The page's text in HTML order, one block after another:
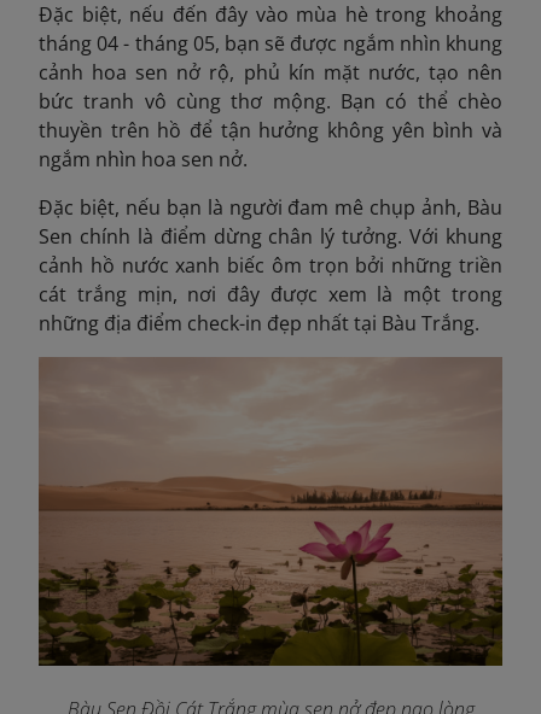
Đặc biệt, nếu đến đây vào mùa hè trong khoảng
tháng 04 - tháng 05, bạn sẽ được ngắm nhìn khung
cảnh hoa sen nở rộ, phủ kín mặt nước, tạo nên
bức tranh vô cùng thơ mộng. Bạn có thể chèo
thuyền trên hồ để tận hưởng không yên bình và
ngắm nhìn hoa sen nở.
Đặc biệt, nếu bạn là người đam mê chụp ảnh, Bàu
Sen chính là điểm dừng chân lý tưởng. Với khung
cảnh hồ nước xanh biếc ôm trọn bởi những triền
cát trắng mịn, nơi đây được xem là một trong
những địa điểm check-in đẹp nhất tại Bàu Trắng.